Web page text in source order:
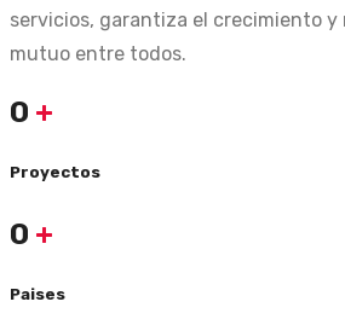
servicios, garantiza el crecimiento
mutuo entre todos.
0 +
Proyectos
0 +
Paises